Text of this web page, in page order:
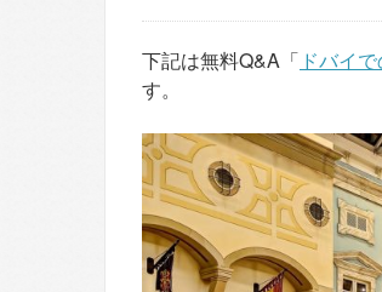
下記は無料Q&A「 ドバイ
す。